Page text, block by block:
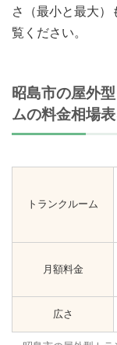
さ（最小と最大
覧ください。
昭島市の屋外
ムの料金相場
トランクルーム
月額料金
広さ